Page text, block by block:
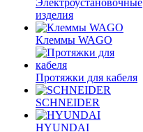
Электроустановочные
изделия
Клеммы WAGO
Протяжки для кабеля
SCHNEIDER
HYUNDAI